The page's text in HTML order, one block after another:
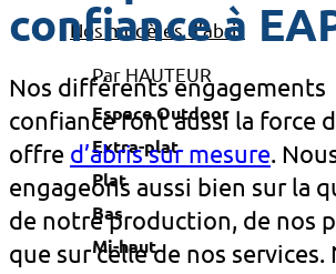
Nos modèles d’abris
Par HAUTEUR
Espace Outdoor
Extra-plat
Plat
Bas
Mi-haut
confiance à
Nos différents engagements
confiance font aussi la force
offre d’abris sur mesure.
engageons aussi bien sur la
de notre production, de nos
que sur celle de nos services.